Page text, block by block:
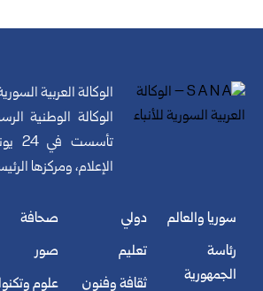
الوكالة العربية
الوكالة الوطنية
الإعلام، ومركزها
سوريا والعالم
رئاسة
الجمهورية
دولي
تعليم
ثقافة وفنون
صحافة
صور
علوم